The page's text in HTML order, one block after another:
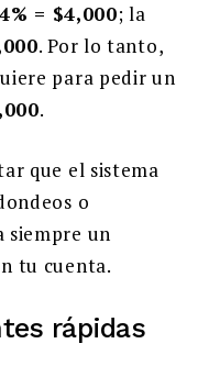
= $4,000; la
. Por lo tanto,
para pedir un
.
que el sistema
o
siempre un
tu cuenta.
rápidas